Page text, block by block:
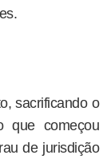
sacrificando o
que começou
de jurisdição